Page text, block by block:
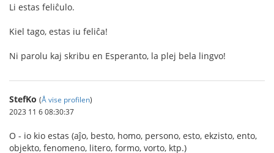
Li estas feliĉulo.
Kiel tago, estas iu feliĉa!
Ni parolu kaj skribu en Esperanto, la plej bela lingvo!
StefKo (Å vise profilen)
2023 11 6 08:30:37
O - io kio estas (aĵo, besto, homo, persono, esto, ekzisto, ento,
objekto, fenomeno, litero, formo, vorto, ktp.)